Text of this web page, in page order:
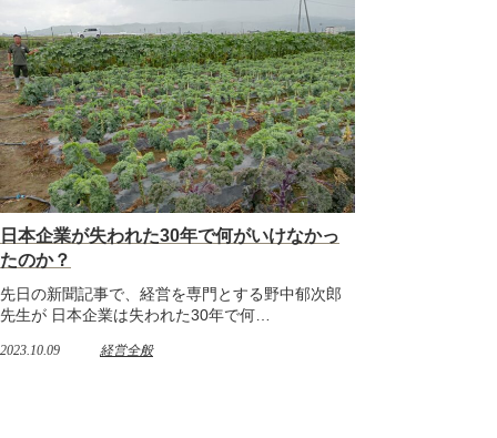
日本企業が失われた30年で何がいけなかっ
たのか？
先日の新聞記事で、経営を専門とする野中郁次郎
先生が 日本企業は失われた30年で何…
2023.10.09 経営全般